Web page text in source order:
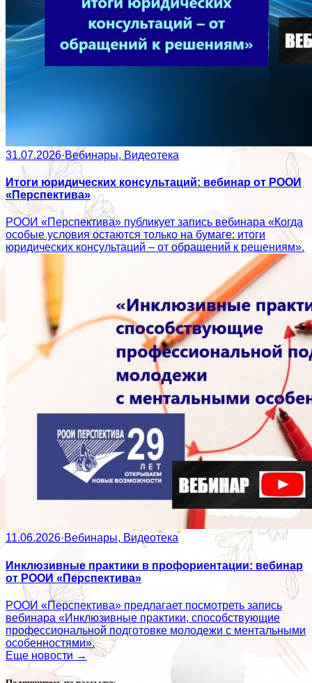
31.07.2026·Вебинары, Видеотека
Итоги юридических консультаций: вебинар от РООИ
«Перспектива»
РООИ «Перспектива» публикует запись вебинара «Когда
особые условия остаются только на бумаге: итоги
юридических консультаций – от обращений к решениям».
11.06.2026·Вебинары, Видеотека
Инклюзивные практики в профориентации: вебинар
от РООИ «Перспектива»
РООИ «Перспектива» предлагает посмотреть запись
вебинара «Инклюзивные практики, способствующие
профессиональной подготовке молодежи с ментальными
особенностями».
Еще новости →